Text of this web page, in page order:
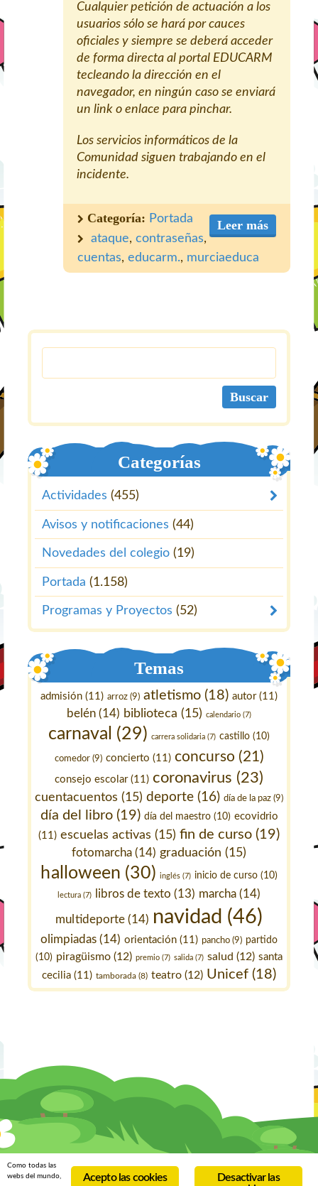
Cualquier petición de actuación a los
usuarios sólo se hará por cauces
oficiales y siempre se deberá acceder
de forma directa al portal EDUCARM
tecleando la dirección en el
navegador, en ningún caso se enviará
un link o enlace para pinchar.
Los servicios informáticos de la
Comunidad siguen trabajando en el
incidente.
Leer más
Categoría: Portada
ataque, contraseñas,
cuentas, educarm., murciaeduca
Categorías
Actividades (455)
Avisos y notificaciones (44)
Novedades del colegio (19)
Portada (1.158)
Programas y Proyectos (52)
Temas
admisión (11) arroz (9) atletismo (18) autor(11)
belén (14) biblioteca (15) calendario (7)
carnaval (29) carrera solidaria (7) castillo (10)
comedor(9) concierto (11) concurso (21)
consejo escolar(11) coronavirus (23)
cuentacuentos (15) deporte (16) día de la paz (9)
día del libro(19) día del maestro(10) ecovidrio
(11) escuelas activas (15) fin de curso (19)
fotomarcha (14) graduación (15)
halloween (30) inglés(7) inicio de curso(10)
lectura (7) libros de texto (13) marcha (14)
multideporte(14) navidad (46)
olimpiadas (14) orientación (11) pancho (9) partido
(10) piragüismo (12) premio (7) salida (7) salud (12) santa
cecilia (11) tamborada (8) teatro (12) Unicef (18)
Desactivar las
Acepto las cookies
Como todas las
webs del mundo,